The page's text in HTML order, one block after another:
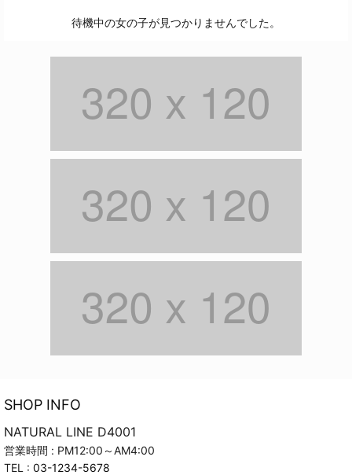
待機中の女の子が見つかりませんでした。
SHOP INFO
NATURAL LINE D4001
営業時間 : PM12:00～AM4:00
TEL : 03-1234-5678